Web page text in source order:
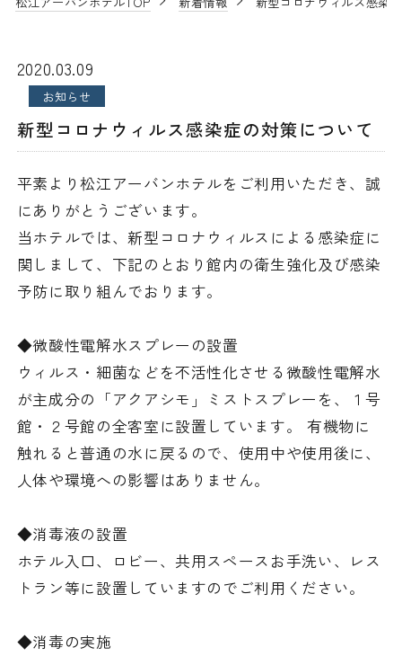
よくあるご質問
プライバシーポリシー
宿泊約款
採用情報
キュービックルーム
2020.03.09
お知らせ
新型コロナウィルス感染症の対策について
平素より松江アーバンホテルをご利用いただき、誠
にありがとうございます。
当ホテルでは、新型コロナウィルスによる感染症に
関しまして、下記のとおり館内の衛生強化及び感染
予防に取り組んでおります。
◆微酸性電解水スプレーの設置
ウィルス・細菌などを不活性化させる微酸性電解水
が主成分の「アクアシモ」ミストスプレーを、１号
館・２号館の全客室に設置しています。 有機物に
触れると普通の水に戻るので、使用中や使用後に、
人体や環境への影響はありません。
◆消毒液の設置
ホテル入口、ロビー、共用スペースお手洗い、レス
トラン等に設置していますのでご利用ください。
◆消毒の実施